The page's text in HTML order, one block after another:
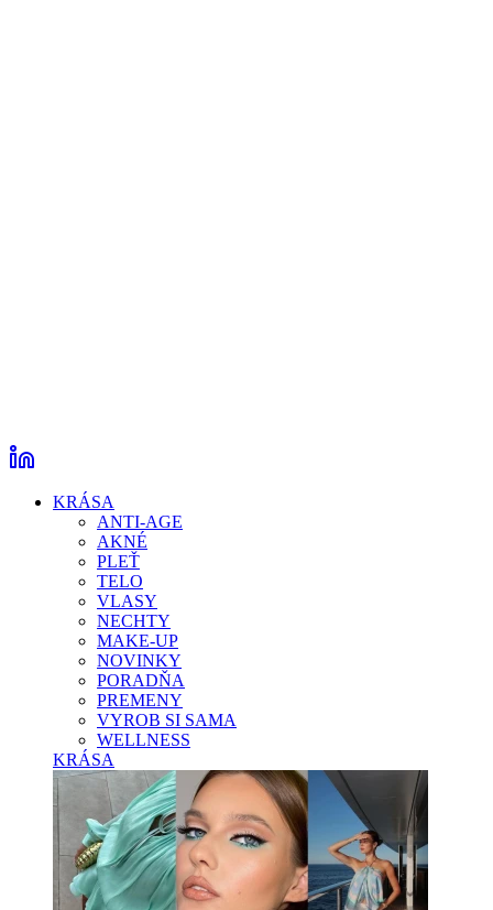
KRÁSA
ANTI-AGE
AKNÉ
PLEŤ
TELO
VLASY
NECHTY
MAKE-UP
NOVINKY
PORADŇA
PREMENY
VYROB SI SAMA
WELLNESS
KRÁSA